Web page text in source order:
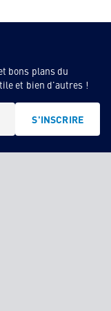
bons plans du
et bien d'autres !
S'INSCRIRE